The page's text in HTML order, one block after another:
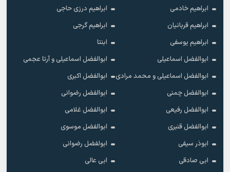
ابراهیم خادمی
ابراهیم درزی حاجی
ابراهیم قربانیان
ابراهیم گرجی
ابراهیم یوسفی
ابنتا
ابوالفضل اسماعیلی
ابوالفضل اسماعیلی و آرتا عجمی
ابوالفضل اسماعیلی و محمد مرادی
ابوالفضل اکبری
ابوالفضل چمنی
ابوالفضل رضوانی
ابوالفضل رفیعی
ابوالفضل غلامی
ابوالفضل قنبری
ابوالفضل موسوی
ابوذر سیفی
ابولفضل رضوانی
ابی صادقی
ابی عالی